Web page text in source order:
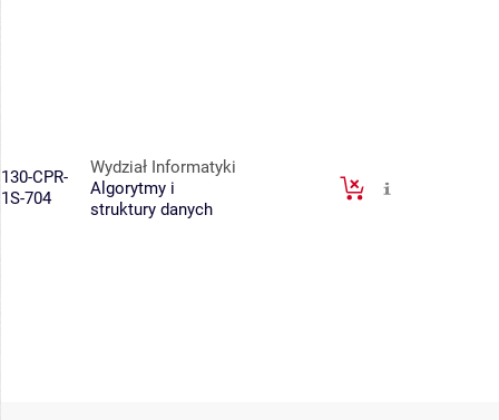
130-CPR-
1S-704
Wydział Informatyki
Algorytmy i
struktury danych